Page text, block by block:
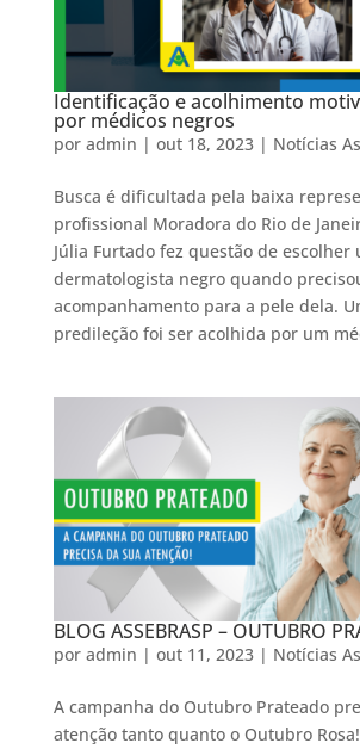
Identificação e acolhimento
por médicos negros
por admin | out 18, 2023| Notícias
Busca é dificultada pela baixa
profissional Moradora do Rio de
Júlia Furtado fez questão de escolher
dermatologista negro quando
acompanhamento para a pele dela.
predileção foi ser acolhida por um
BLOG ASSEBRASP – OUTUBRO
por admin | out 11, 2023| Notícias
A campanha do Outubro Prateado
atenção tanto quanto o Outubro